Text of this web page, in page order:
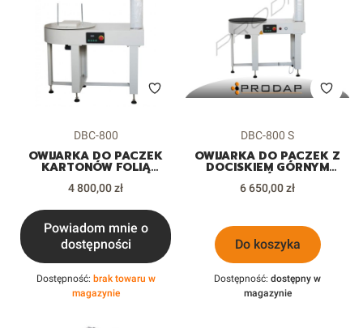
Kod produktu
DBC-800
OWIJARKA DO PACZEK
KARTONÓW FOLIĄ
Cena
4 800,00 zł
Powiadom mnie o
dostępności
Dostępność: brak towaru w
magazynie
Kod produktu
DBC-800 S
OWIJARKA DO PACZEK Z
DOCISKIEM GÓRNYM
KARTONÓW FOLIĄ
STRETCH
Cena
6 650,00 zł
Do koszyka
Dostępność: dostępny w
magazynie